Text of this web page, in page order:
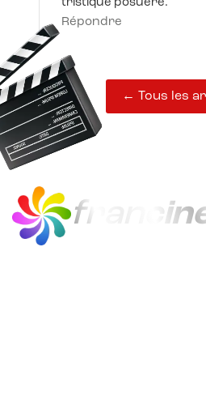
tristique posuere.
Répondre
← Tous les
fran